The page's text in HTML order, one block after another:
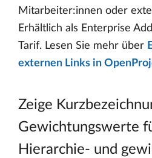
Mitarbeiter:innen oder
Erhältlich als Enterprise
Tarif. Lesen Sie mehr über
externen Links in
Zeige
Gewichtungswerte
Hierarchie- und